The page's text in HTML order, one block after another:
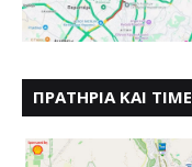
ΠΡΑΤΗΡΙΑ ΚΑΙ